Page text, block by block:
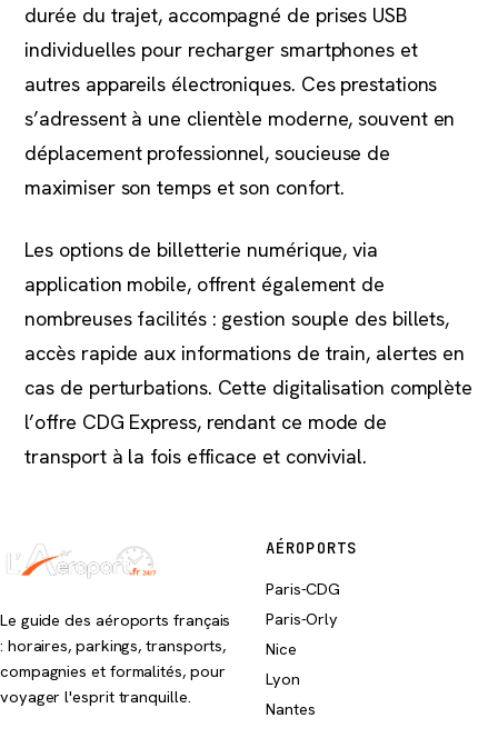
durée du trajet, accompagné de prises USB
individuelles pour recharger smartphones et
autres appareils électroniques. Ces prestations
s’adressent à une clientèle moderne, souvent en
déplacement professionnel, soucieuse de
maximiser son temps et son confort.
Les options de billetterie numérique, via
application mobile, offrent également de
nombreuses facilités : gestion souple des billets,
accès rapide aux informations de train, alertes en
cas de perturbations. Cette digitalisation complète
l’offre CDG Express, rendant ce mode de
transport à la fois efficace et convivial.
Le guide des aéroports français
: horaires, parkings, transports,
compagnies et formalités, pour
voyager l'esprit tranquille.
AÉROPORTS
Paris-CDG
Paris-Orly
Nice
Lyon
Nantes